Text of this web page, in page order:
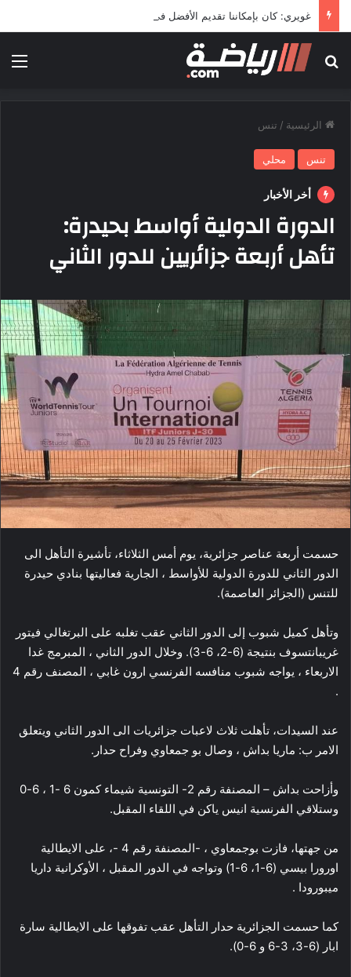
غويري: كان بإمكاننا تقديم الأفضل في المونديال
بحث عن
الرئيسية / تنس
تنس محلي
أخر الأخبار
الدورة الدولية أواسط بحيدرة:
تأهل أربعة جزائريين للدور الثاني
حسمت أربعة عناصر جزائرية، يوم أمس الثلاثاء، تأشيرة التأهل الى
الدور الثاني للدورة الدولية للأواسط ، الجارية فعاليتها بنادي حيدرة
للتنس (الجزائر العاصمة).
وتأهل كميل شبوب إلى الدور الثاني عقب تغلبه على البرتغالي فيتور
غريبانتسوف بنتيجة (6-2، 6-3). وخلال الدور الثاني ، المبرمج غدا
الاربعاء ، يواجه شبوب منافسه الفرنسي ارون غابي ، المصنف رقم 4
.
عند السيدات، تأهلت ثلاث لاعبات جزائريات الى الدور الثاني ويتعلق
الامر ب: ماريا بداش ، وصال بو جمعاوي وفراح حدار.
وأزاحت بداش – المصنفة رقم 2- التونسية شيماء كمون 6 -1 ، 6-0
وستلاقي الفرنسية انيس ياكن في اللقاء المقبل.
من جهتها، فازت بوجمعاوي ، -المصنفة رقم 4 -، على الايطالية
اورورا بيسي (6-1، 6-1) وتواجه في الدور المقبل ، الأوكرانية داريا
ميبورودا .
كما حسمت الجزائرية حدار التأهل عقب تفوقها على الايطالية سارة
ابار (6-3، 3-6 و 6-0).